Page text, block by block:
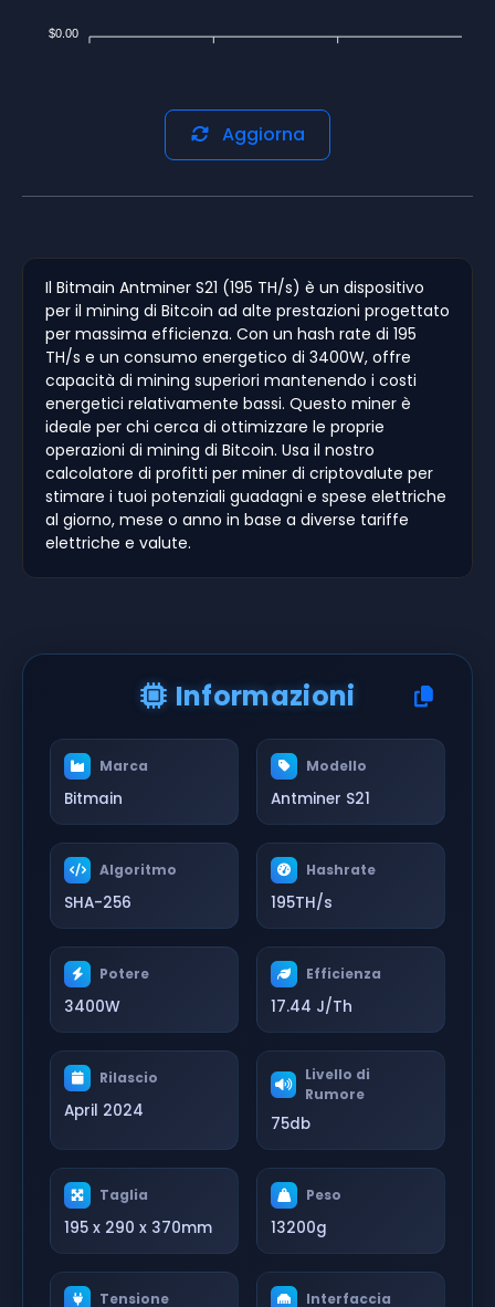
$0.00
Aggiorna
Il Bitmain Antminer S21 (195 TH/s) è un dispositivo
per il mining di Bitcoin ad alte prestazioni progettato
per massima efficienza. Con un hash rate di 195
TH/s e un consumo energetico di 3400W, offre
capacità di mining superiori mantenendo i costi
energetici relativamente bassi. Questo miner è
ideale per chi cerca di ottimizzare le proprie
operazioni di mining di Bitcoin. Usa il nostro
calcolatore di profitti per miner di criptovalute per
stimare i tuoi potenziali guadagni e spese elettriche
al giorno, mese o anno in base a diverse tariffe
elettriche e valute.
Informazioni
Marca
Bitmain
Modello
Antminer S21
Algoritmo
SHA-256
Hashrate
195TH/s
Potere
3400W
Efficienza
17.44 J/Th
Rilascio
April 2024
Livello di
Rumore
75db
Taglia
195 x 290 x 370mm
Peso
13200g
Tensione Interfaccia